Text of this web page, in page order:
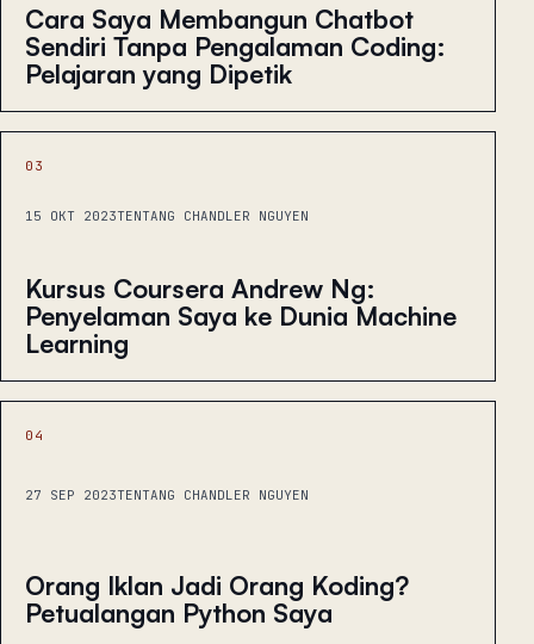
Cara Saya Membangun Chatbot
Sendiri Tanpa Pengalaman Coding:
Pelajaran yang Dipetik
03
15 OKT 2023TENTANG CHANDLER NGUYEN
Kursus Coursera Andrew Ng:
Penyelaman Saya ke Dunia Machine
Learning
04
27 SEP 2023TENTANG CHANDLER NGUYEN
Orang Iklan Jadi Orang Koding?
Petualangan Python Saya